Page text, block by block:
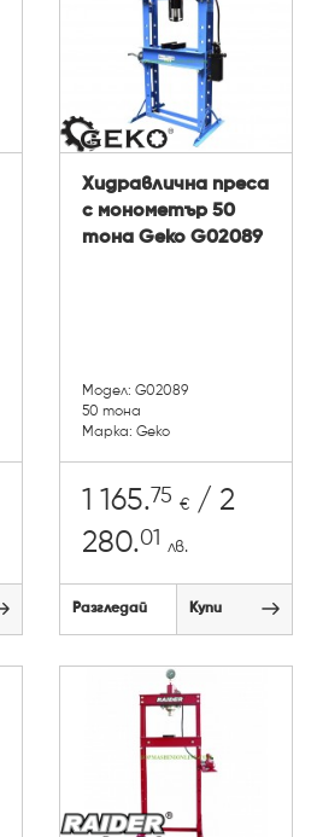
Хидравлична преса
с монометър 50
тона Geko G02089
Модел: G02089
50 тона
Марка: Geko
1 165.75 € / 2
280.01 лв.
Разгледай Купи